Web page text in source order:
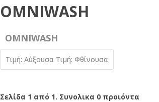
OMNIWASH
OMNIWASH
Τιμή: Αύξουσα Τιμή: Φθίνουσα
Σελίδα 1 από 1. Συνολικα 0 προιόντα